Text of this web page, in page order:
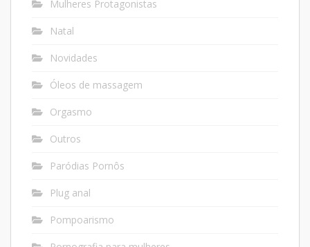
Mulheres Protagonistas
Natal
Novidades
Óleos de massagem
Orgasmo
Outros
Paródias Pornôs
Plug anal
Pompoarismo